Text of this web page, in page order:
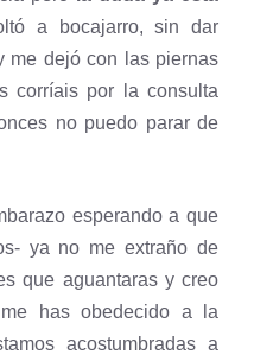
a bocajarro, sin dar
me dejó con las piernas
corríais por la consulta
no puedo parar de
esperando a que
ya no me extraño de
que aguantaras y creo
has obedecido a la
acostumbradas a